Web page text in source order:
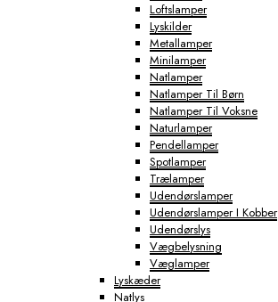
Loftslamper
Lyskilder
Metallamper
Minilamper
Natlamper
Natlamper Til Børn
Natlamper Til Voksne
Naturlamper
Pendellamper
Spotlamper
Trælamper
Udendørslamper
Udendørslamper I Kobber
Udendørslys
Vægbelysning
Væglamper
Lyskæder
Natlys